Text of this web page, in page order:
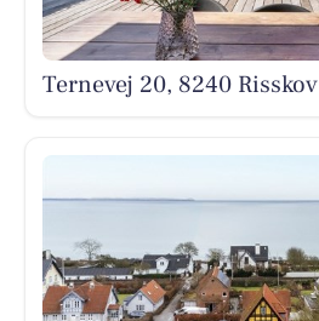
Ternevej 20, 8240 Risskov